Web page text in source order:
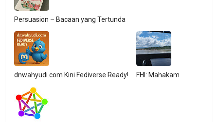
Persuasion – Bacaan yang Tertunda
dnwahyudi.com Kini Fediverse Ready! FHI: Mahakam